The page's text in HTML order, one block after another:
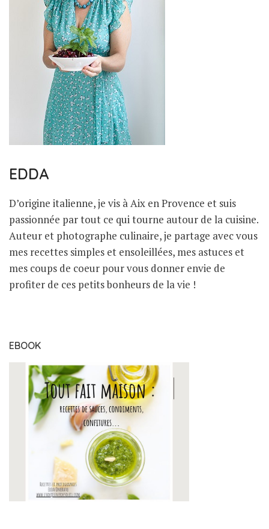
EDDA
D’origine italienne, je vis à Aix en Provence et suis
passionnée par tout ce qui tourne autour de la cuisine.
Auteur et photographe culinaire, je partage avec vous
mes recettes simples et ensoleillées, mes astuces et
mes coups de coeur pour vous donner envie de
profiter de ces petits bonheurs de la vie !
EBOOK